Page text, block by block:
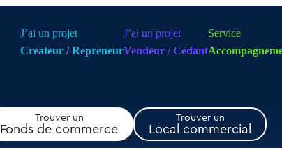
J’ai un projet
Créateur / Repreneur
J’ai un projet
Vendeur / Cédant
Service
Trouver un
Fonds de commerce
Trouver un
Local commercial